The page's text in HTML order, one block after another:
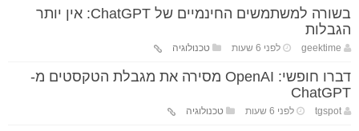
בשורה למשתמשים החינמיים של ChatGPT: אין יותר
הגבלות
geektime לפני 6 שעות טכנולוגיה
דברו חופשי: OpenAI מסירה את מגבלת הטקסטים מ-
ChatGPT
tgspot לפני 6 שעות טכנולוגיה